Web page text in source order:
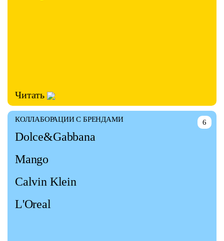
Читать
6
КОЛЛАБОРАЦИИ С БРЕНДАМИ
Dolce&Gabbana
Mango
Calvin Klein
L'Oreal